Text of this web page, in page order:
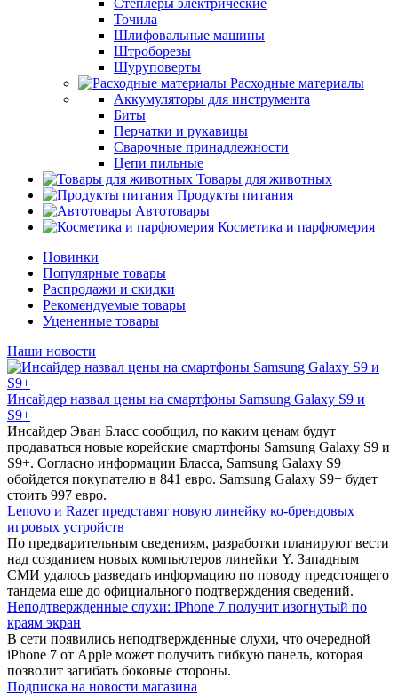
Степлеры электрические
Точила
Шлифовальные машины
Штроборезы
Шуруповерты
Расходные материалы
Аккумуляторы для инструмента
Биты
Перчатки и рукавицы
Сварочные принадлежности
Цепи пильные
Товары для животных
Продукты питания
Автотовары
Косметика и парфюмерия
Новинки
Популярные товары
Распродажи и скидки
Рекомендуемые товары
Уцененные товары
Наши новости
Инсайдер назвал цены на смартфоны Samsung Galaxy S9 и
S9+
Инсайдер Эван Бласс сообщил, по каким ценам будут
продаваться новые корейские смартфоны Samsung Galaxy S9 и
S9+. Согласно информации Бласса, Samsung Galaxy S9
обойдется покупателю в 841 евро. Samsung Galaxy S9+ будет
стоить 997 евро.
Lenovo и Razer представят новую линейку ко-брендовых
игровых устройств
По предварительным сведениям, разработки планируют вести
над созданием новых компьютеров линейки Y. Западным
СМИ удалось разведать информацию по поводу предстоящего
тандема еще до официального подтверждения сведений.
Неподтвержденные слухи: IPhone 7 получит изогнутый по
краям экран
В сети появились неподтвержденные слухи, что очередной
iPhone 7 от Apple может получить гибкую панель, которая
позволит загибать боковые стороны.
Подписка на новости магазина